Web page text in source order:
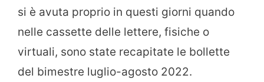
si è avuta proprio in questi giorni quando
nelle cassette delle lettere, fisiche o
virtuali, sono state recapitate le bollette
del bimestre luglio-agosto 2022.